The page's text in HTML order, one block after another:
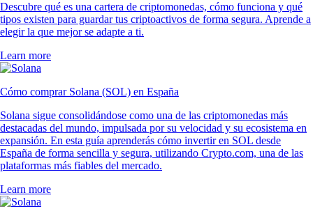
Descubre qué es una cartera de criptomonedas, cómo funciona y qué
tipos existen para guardar tus criptoactivos de forma segura. Aprende a
elegir la que mejor se adapte a ti.
Learn more
Cómo comprar Solana (SOL) en España
Solana sigue consolidándose como una de las criptomonedas más
destacadas del mundo, impulsada por su velocidad y su ecosistema en
expansión. En esta guía aprenderás cómo invertir en SOL desde
España de forma sencilla y segura, utilizando Crypto.com, una de las
plataformas más fiables del mercado.
Learn more